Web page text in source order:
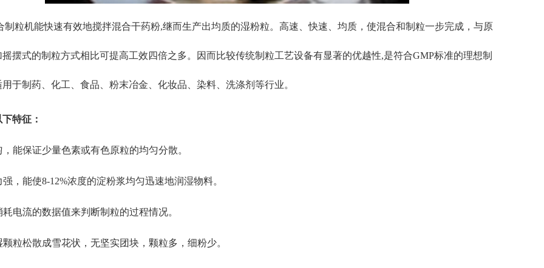
制粒机能快速有效地搅拌混合干药粉,继而生产出均质的湿粉粒。 高速、快速、均质，使混合和制粒一步完成，与原
摆式的制粒方式相比可提高工效四倍之多。 因而比较传统制粒工艺设备有显著的优越性,是符合GMP标准的理想制
用于制药、化工、食品、粉末冶金、化妆品、染料、洗涤剂等行业。
特征：
能保证少量色素或有色原粒的均匀分散。
，能使8-12%浓度的淀粉浆均匀迅速地润湿物料。
电流的数据值来判断制粒的过程情况。
粒松散成雪花状，无坚实团块，颗粒多，细粉少。